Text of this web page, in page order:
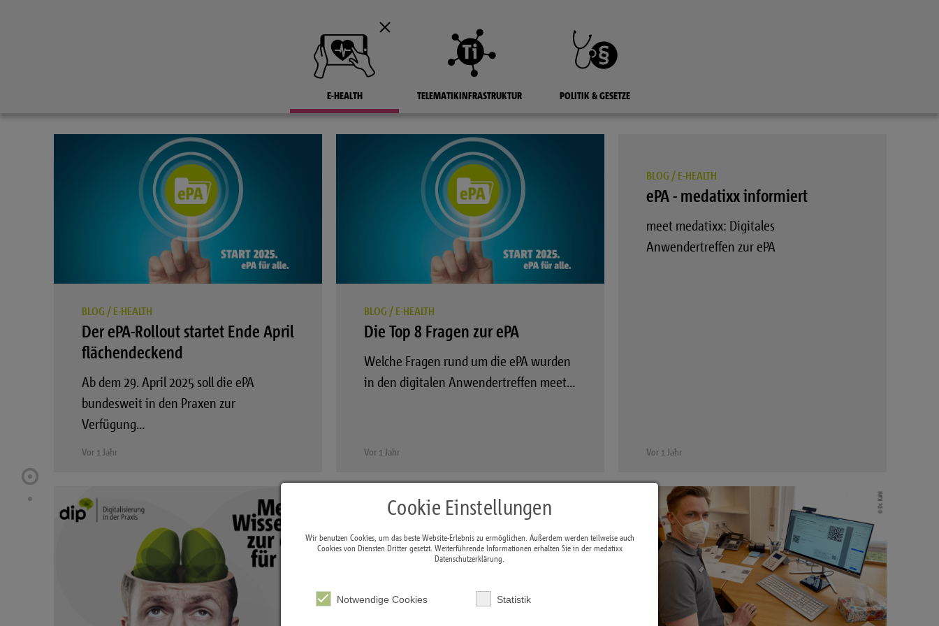
E-HEALTH TELEMATIKINFRASTRUKTUR POLITIK & GESETZE
BLOG / E-HEALTH
Der ePA-Rollout startet Ende April
flächendeckend
Ab dem 29. April 2025 soll die ePA
bundesweit in den Praxen zur
Verfügung…
Vor 1 Jahr
BLOG / E-HEALTH
Die Top 8 Fragen zur ePA
Welche Fragen rund um die ePA wurden
in den digitalen Anwendertreffen meet…
Vor 1 Jahr
BLOG / E-HEALTH
ePA - medatixx informiert
meet medatixx: Digitales
Anwendertreffen zur ePA
Vor 1 Jahr
Cookie Einstellungen
Wir benutzen Cookies, um das beste Website-Erlebnis zu ermöglichen. Außerdem werden teilweise auch
Cookies von Diensten Dritter gesetzt. Weiterführende Informationen erhalten Sie in der medatixx
Datenschutzerklärung
Notwendige Cookies Statistik